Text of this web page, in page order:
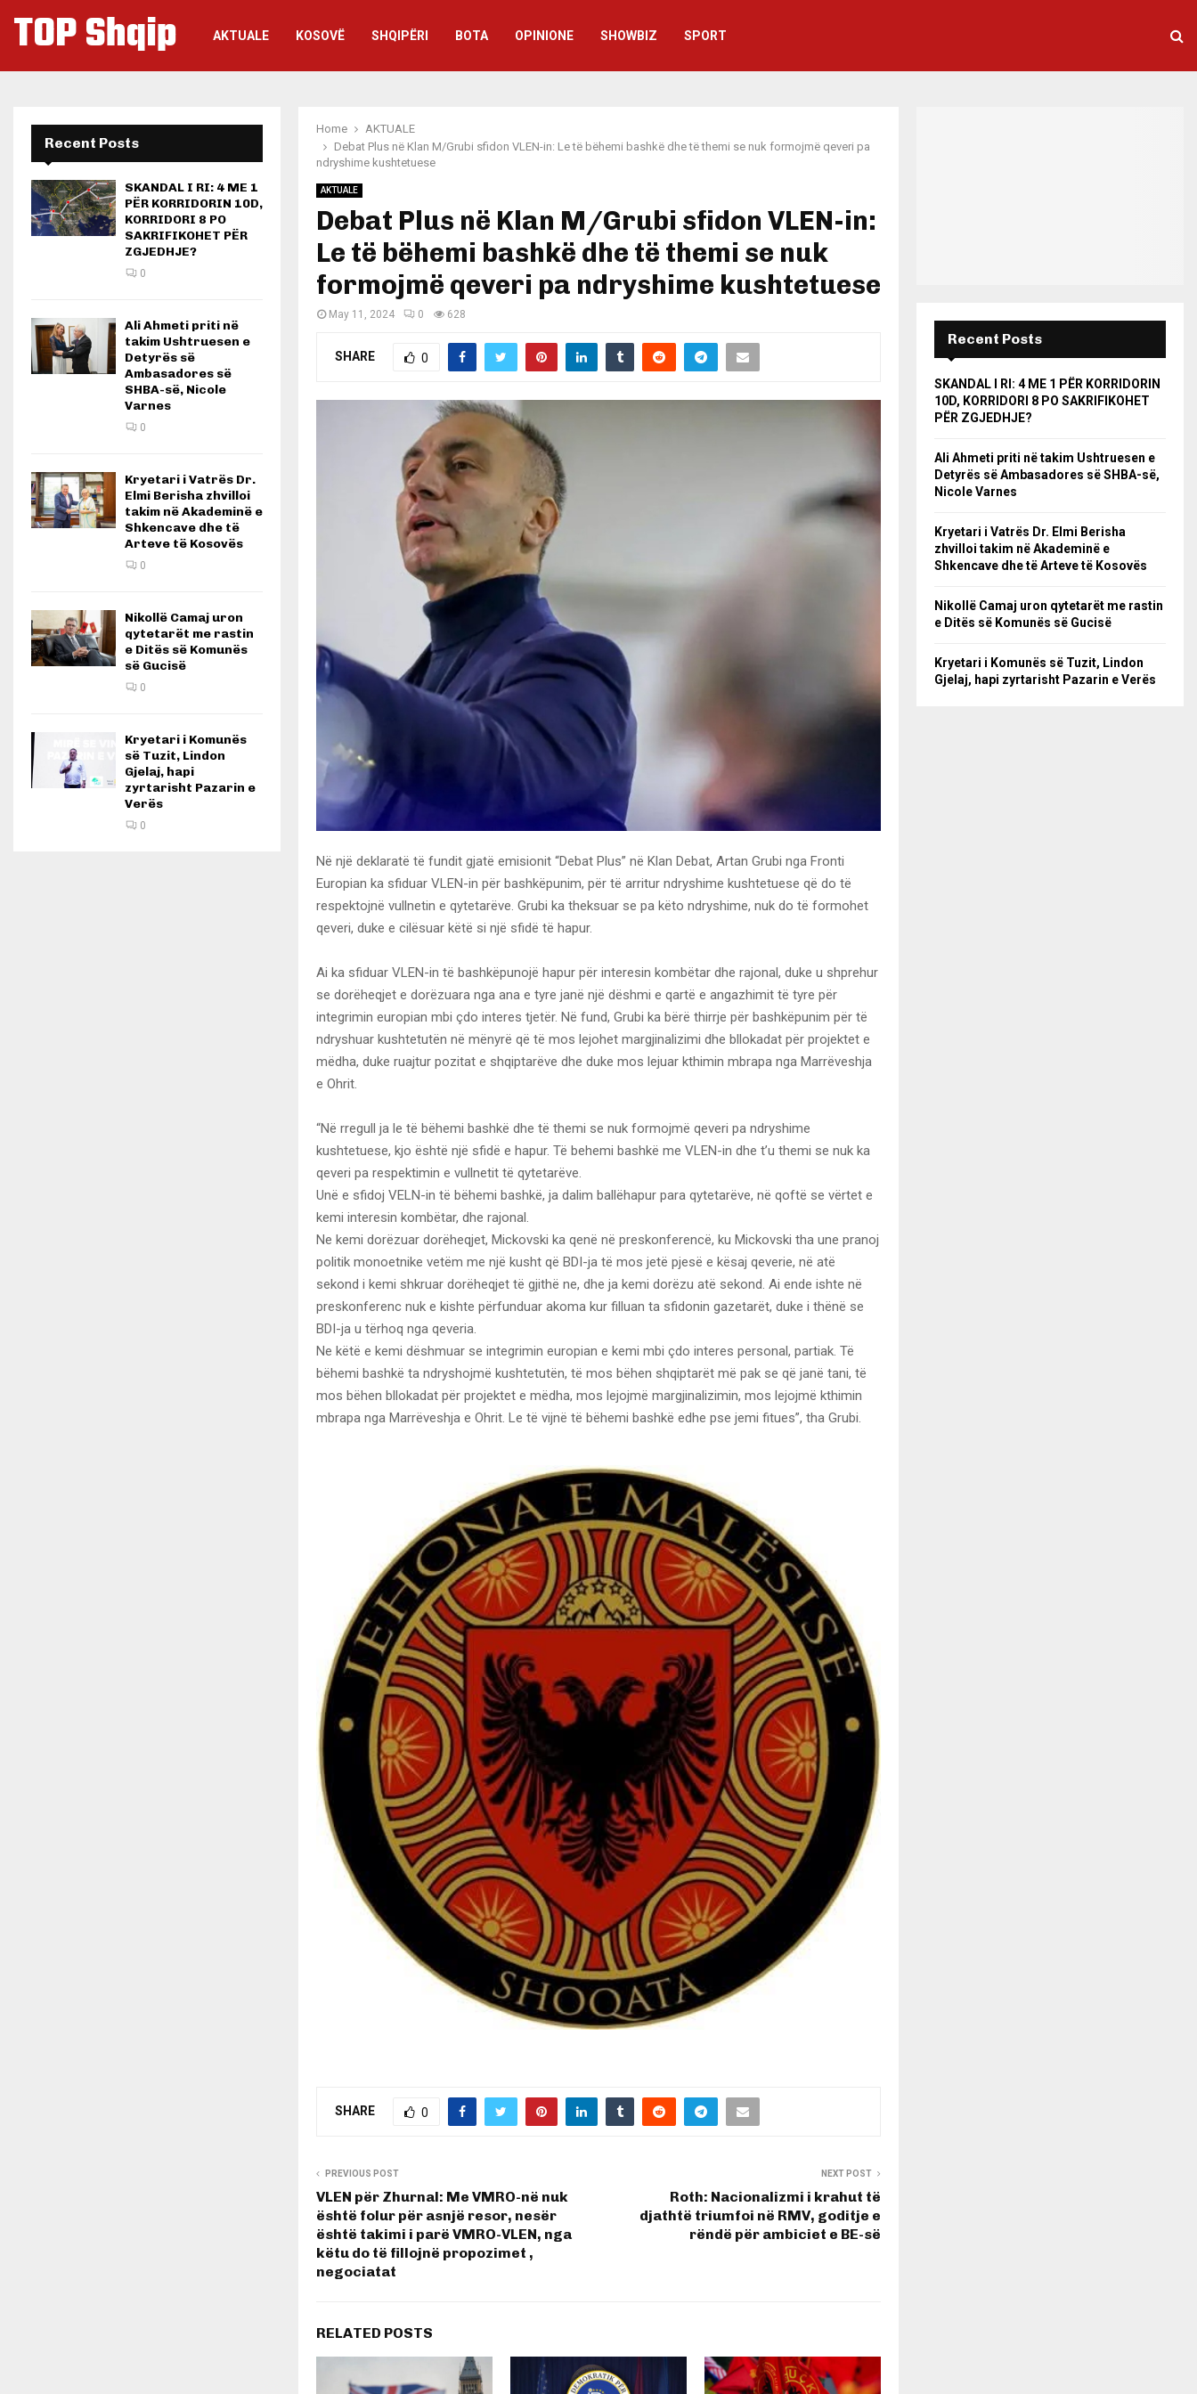
TOP Shqip AKTUALE KOSOVË SHQIPËRI BOTA OPINIONE SHOWBIZ SPORT
Home
AKTUALE
Debat Plus në Klan M/Grubi sfidon VLEN-in: Le të bëhemi bashkë dhe të themi se nuk formojmë qeveri pa
ndryshime kushtetuese
AKTUALE
Debat Plus në Klan M/Grubi sfidon VLEN-in:
Le të bëhemi bashkë dhe të themi se nuk
formojmë qeveri pa ndryshime kushtetuese
May 11, 2024 0 628
SHARE 0
Në një deklaratë të fundit gjatë emisionit “Debat Plus” në Klan Debat, Artan Grubi nga Fronti
Europian ka sfiduar VLEN-in për bashkëpunim, për të arritur ndryshime kushtetuese që do të
respektojnë vullnetin e qytetarëve. Grubi ka theksuar se pa këto ndryshime, nuk do të formohet
qeveri, duke e cilësuar këtë si një sfidë të hapur.
Ai ka sfiduar VLEN-in të bashkëpunojë hapur për interesin kombëtar dhe rajonal, duke u shprehur
se dorëheqjet e dorëzuara nga ana e tyre janë një dëshmi e qartë e angazhimit të tyre për
integrimin europian mbi çdo interes tjetër. Në fund, Grubi ka bërë thirrje për bashkëpunim për të
ndryshuar kushtetutën në mënyrë që të mos lejohet margjinalizimi dhe bllokadat për projektet e
mëdha, duke ruajtur pozitat e shqiptarëve dhe duke mos lejuar kthimin mbrapa nga Marrëveshja
e Ohrit.
“Në rregull ja le të bëhemi bashkë dhe të themi se nuk formojmë qeveri pa ndryshime
kushtetuese, kjo është një sfidë e hapur. Të behemi bashkë me VLEN-in dhe t’u themi se nuk ka
qeveri pa respektimin e vullnetit të qytetarëve.
Unë e sfidoj VELN-in të bëhemi bashkë, ja dalim ballëhapur para qytetarëve, në qoftë se vërtet e
kemi interesin kombëtar, dhe rajonal.
Ne kemi dorëzuar dorëheqjet, Mickovski ka qenë në preskonferencë, ku Mickovski tha une pranoj
politik monoetnike vetëm me një kusht që BDI-ja të mos jetë pjesë e kësaj qeverie, në atë
sekond i kemi shkruar dorëheqjet të gjithë ne, dhe ja kemi dorëzu atë sekond. Ai ende ishte në
preskonferenc nuk e kishte përfunduar akoma kur filluan ta sfidonin gazetarët, duke i thënë se
BDI-ja u tërhoq nga qeveria.
Ne këtë e kemi dëshmuar se integrimin europian e kemi mbi çdo interes personal, partiak. Të
bëhemi bashkë ta ndryshojmë kushtetutën, të mos bëhen shqiptarët më pak se që janë tani, të
mos bëhen bllokadat për projektet e mëdha, mos lejojmë margjinalizimin, mos lejojmë kthimin
mbrapa nga Marrëveshja e Ohrit. Le të vijnë të bëhemi bashkë edhe pse jemi fitues”, tha Grubi.
SHARE 0
PREVIOUS POST
VLEN për Zhurnal: Me VMRO-në nuk
është folur për asnjë resor, nesër
është takimi i parë VMRO-VLEN, nga
këtu do të fillojnë propozimet ,
negociatat
NEXT POST
Roth: Nacionalizmi i krahut të
djathtë triumfoi në RMV, goditje e
rëndë për ambiciet e BE-së
RELATED POSTS
Recent Posts
SKANDAL I RI: 4 ME 1
PËR KORRIDORIN 10D,
KORRIDORI 8 PO
SAKRIFIKOHET PËR
ZGJEDHJE?
0
Ali Ahmeti priti në
takim Ushtruesen e
Detyrës së
Ambasadores së
SHBA-së, Nicole
Varnes
0
Kryetari i Vatrës Dr.
Elmi Berisha zhvilloi
takim në Akademinë e
Shkencave dhe të
Arteve të Kosovës
0
Nikollë Camaj uron
qytetarët me rastin
e Ditës së Komunës
së Gucisë
0
Kryetari i Komunës
së Tuzit, Lindon
Gjelaj, hapi
zyrtarisht Pazarin e
Verës
0
Recent Posts
SKANDAL I RI: 4 ME 1 PËR KORRIDORIN
10D, KORRIDORI 8 PO SAKRIFIKOHET
PËR ZGJEDHJE?
Ali Ahmeti priti në takim Ushtruesen e
Detyrës së Ambasadores së SHBA-së,
Nicole Varnes
Kryetari i Vatrës Dr. Elmi Berisha
zhvilloi takim në Akademinë e
Shkencave dhe të Arteve të Kosovës
Nikollë Camaj uron qytetarët me rastin
e Ditës së Komunës së Gucisë
Kryetari i Komunës së Tuzit, Lindon
Gjelaj, hapi zyrtarisht Pazarin e Verës